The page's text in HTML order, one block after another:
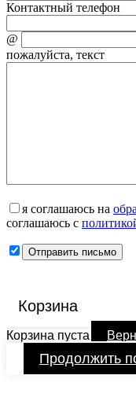
Контактный телефон
@
пожалуйста, текст
я соглашаюсь на
соглашаюсь с
Корзина
Корзина пуста
Продолжить